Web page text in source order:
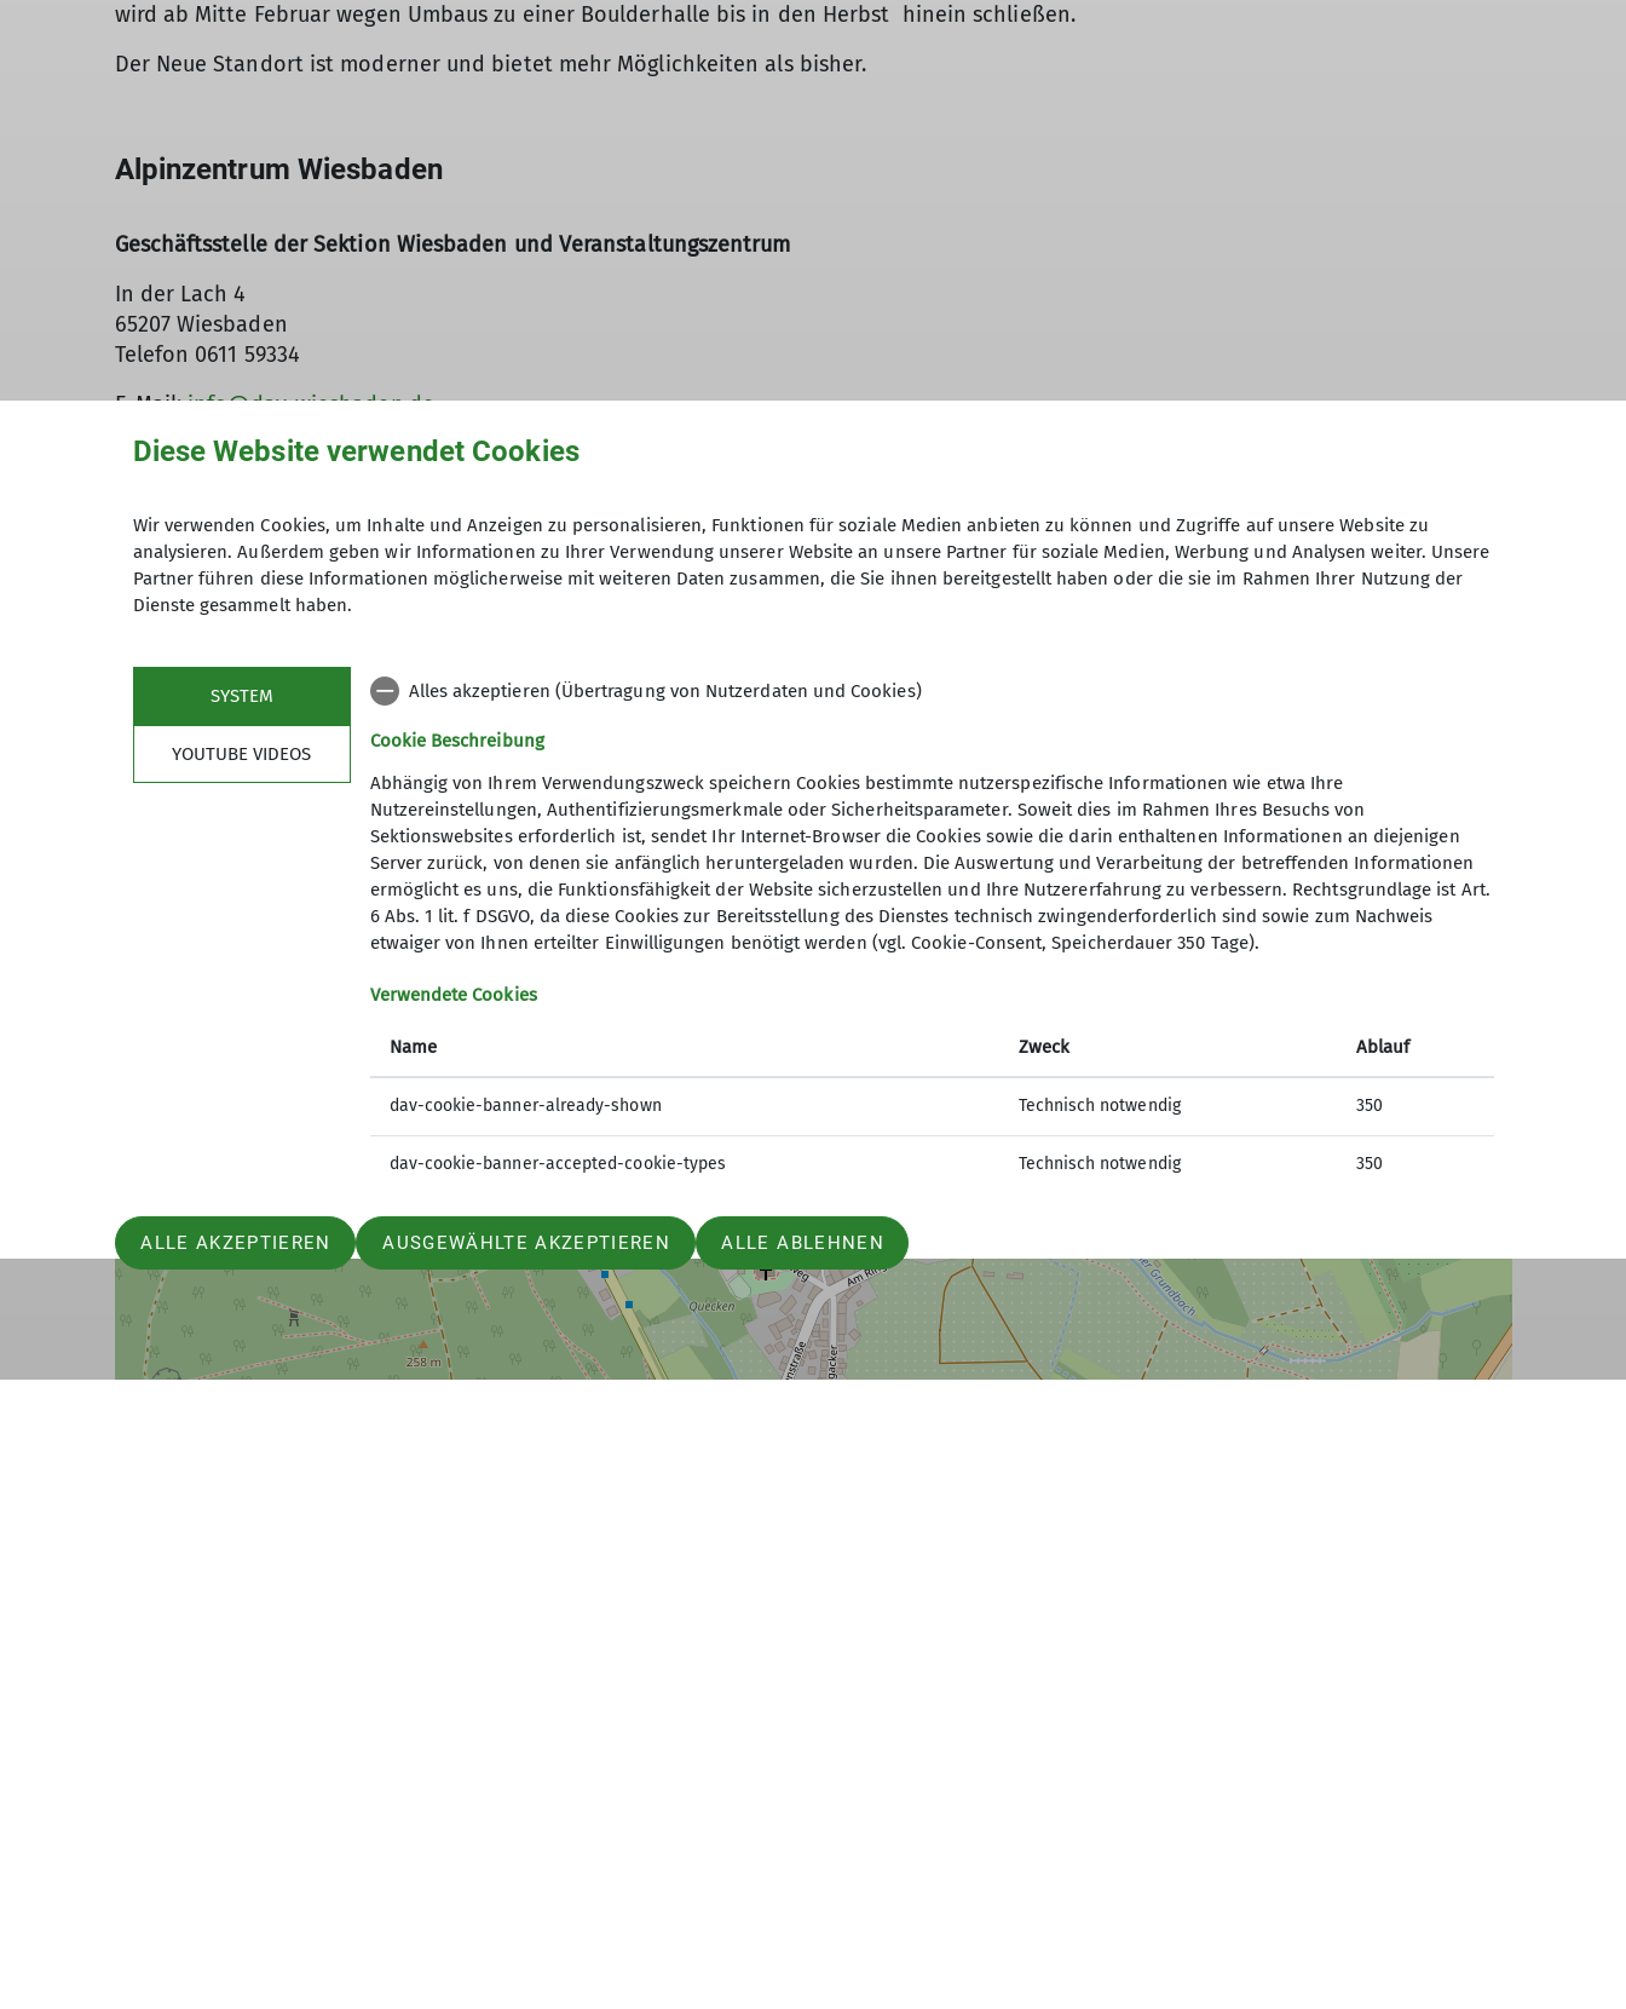
wird ab Mitte Februar wegen Umbaus zu einer Boulderhalle bis in den Herbst hinein schließen.
Der Neue Standort ist moderner und bietet mehr Möglichkeiten als bisher.
Alpinzentrum Wiesbaden
Geschäftsstelle der Sektion Wiesbaden und Veranstaltungszentrum
In der Lach 4
65207 Wiesbaden
Telefon 0611 59334
E-Mail:info@dav-wiesbaden.de
Kontoverbindung:
Nassauische Sparkasse Wiesbaden
IBAN DE51 5105 0015 0100 0008 22
Spendensehr gerne an das o.a. Konto
Wir sind in unserer Geschäftsstelle gerne für euch da und beantworten Fragen rund um die Mitgliedschaft, unsere Kurse und Touren.
Karten und Bücher können hier ausgeliehen werden.
Bus Nr. 16 bis Haltestelle Ostpreußenstraße oder Bus N. 21. oder 22. bis Burgacker. (Fußweg ca. 800m)
Montag 15:00 Uhr bis 19:00 Uhr
Materialverleih : Mittwochs 15 Uhr bis 19 Uhr
Diese Website verwendet Cookies
Wir verwenden Cookies, um Inhalte und Anzeigen zu personalisieren, Funktionen für soziale Medien anbieten zu können und Zugriffe auf unsere Website zu
analysieren. Außerdem geben wir Informationen zu Ihrer Verwendung unserer Website an unsere Partner für soziale Medien, Werbung und Analysen weiter. Unsere
Partner führen diese Informationen möglicherweise mit weiteren Daten zusammen, die Sie ihnen bereitgestellt haben oder die sie im Rahmen Ihrer Nutzung der
Dienste gesammelt haben.
SYSTEM
YOUTUBE VIDEOS
Alles akzeptieren (Übertragung von Nutzerdaten und Cookies)
Cookie Beschreibung
Abhängig von Ihrem Verwendungszweck speichern Cookies bestimmte nutzerspezifische Informationen wie etwa Ihre
Nutzereinstellungen, Authentifizierungsmerkmale oder Sicherheitsparameter. Soweit dies im Rahmen Ihres Besuchs von
Sektionswebsites erforderlich ist, sendet Ihr Internet-Browser die Cookies sowie die darin enthaltenen Informationen an diejenigen
Server zurück, von denen sie anfänglich heruntergeladen wurden. Die Auswertung und Verarbeitung der betreffenden Informationen
ermöglicht es uns, die Funktionsfähigkeit der Website sicherzustellen und Ihre Nutzererfahrung zu verbessern. Rechtsgrundlage ist Art.
6 Abs. 1 lit. f DSGVO, da diese Cookies zur Bereitsstellung des Dienstes technisch zwingenderforderlich sind sowie zum Nachweis
etwaiger von Ihnen erteilter Einwilligungen benötigt werden (vgl. Cookie-Consent, Speicherdauer 350 Tage).
Verwendete Cookies
Name Zweck Ablauf
dav-cookie-banner-already-shown Technisch notwendig 350
dav-cookie-banner-accepted-cookie-types Technisch notwendig 350
ALLE AKZEPTIEREN AUSGEWÄHLTE AKZEPTIEREN ALLE ABLEHNEN